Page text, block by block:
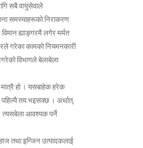
सबै वायुसेवाले
समस्याहरूको निराकरण
ह्याङ्गरमै लगेर मर्मत
गरेका कामको नियमनकारी
विभागले बेलाबेला
मात्रै हो । यसबाहेक हरेक
पहिल्यै तय भइसक्छ । अर्थात्,
त्यसबेला आवश्यक पर्ने
तथा इन्जिन उत्पादकलाई